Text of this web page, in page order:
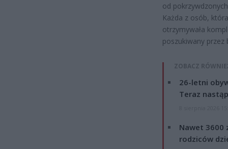
od
Każda z osób,
otrzymywała
poszukiwany
ZOBACZ
26-letni
Teraz
Nawet 3600
rodziców